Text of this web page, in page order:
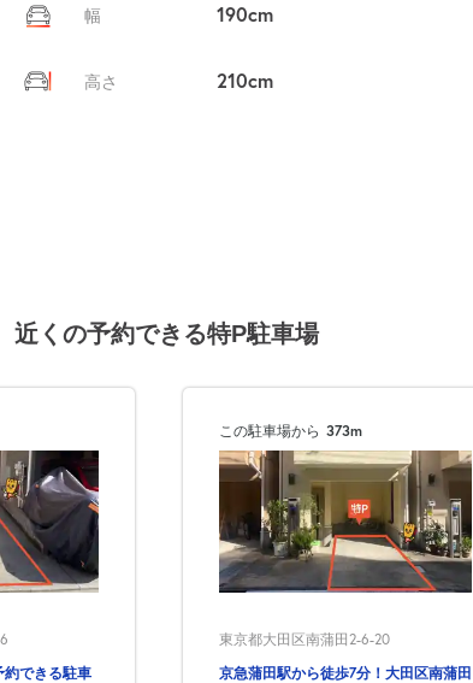
幅 190cm
高さ 210cm
近くの予約できる特P駐車場
約できる駐車
この駐車場から 373m
東京都大田区南蒲田2-6-20
京急蒲田駅から徒歩7分！大田区南蒲田